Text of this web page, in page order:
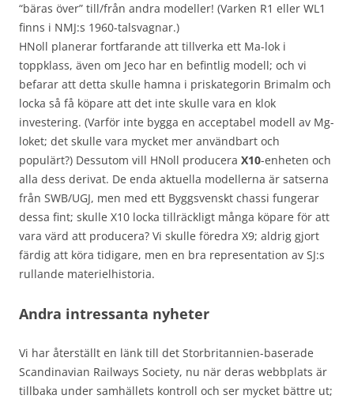
“bäras över” till/från andra modeller! (Varken R1 eller WL1
finns i NMJ:s 1960-talsvagnar.)
HNoll planerar fortfarande att tillverka ett Ma-lok i
toppklass, även om Jeco har en befintlig modell; och vi
befarar att detta skulle hamna i priskategorin Brimalm och
locka så få köpare att det inte skulle vara en klok
investering. (Varför inte bygga en acceptabel modell av Mg-
loket; det skulle vara mycket mer användbart och
populärt?) Dessutom vill HNoll producera X10-enheten och
alla dess derivat. De enda aktuella modellerna är satserna
från SWB/UGJ, men med ett Byggsvenskt chassi fungerar
dessa fint; skulle X10 locka tillräckligt många köpare för att
vara värd att producera? Vi skulle föredra X9; aldrig gjort
färdig att köra tidigare, men en bra representation av SJ:s
rullande materielhistoria.
Andra intressanta nyheter
Vi har återställt en länk till det Storbritannien-baserade
Scandinavian Railways Society, nu när deras webbplats är
tillbaka under samhällets kontroll och ser mycket bättre ut;